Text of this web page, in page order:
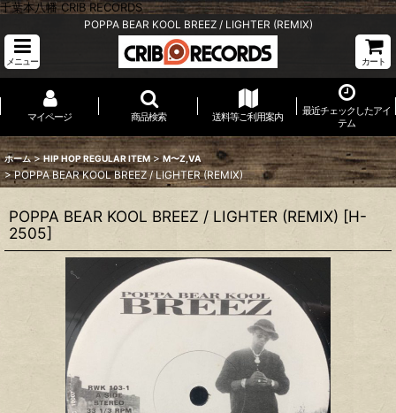
千葉本八幡 CRIB RECORDS
POPPA BEAR KOOL BREEZ / LIGHTER (REMIX)
メニュー カート
マイページ 商品検索 送料等ご利用案内
最近チェックしたアイ
テム
ホーム > HIP HOP REGULAR ITEM > M〜Z,VA
> POPPA BEAR KOOL BREEZ / LIGHTER (REMIX)
POPPA BEAR KOOL BREEZ / LIGHTER (REMIX) [H-
2505]